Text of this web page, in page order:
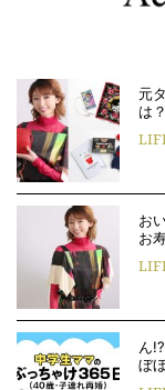
元
は
お
お
ん
ぼ